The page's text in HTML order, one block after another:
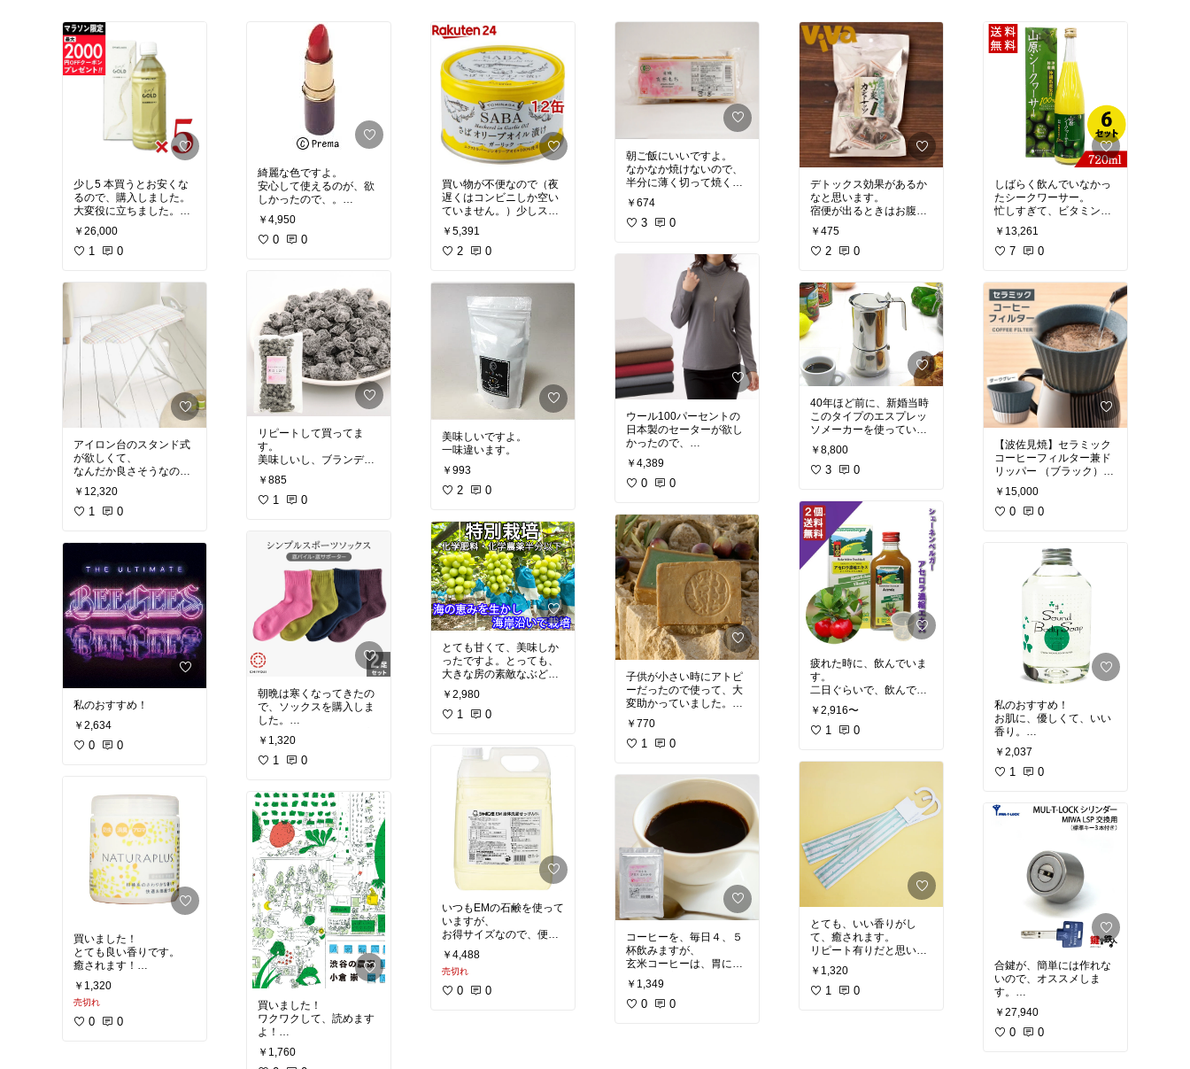
少し5 本買うとお安くな
るので、購入しました。
大変役に立ちました。
先日主人が外出から帰っ
てきたら、しんどいと急
に言ったんです。
主人は半信半疑で飲みま
したら、気分が回復しま
した。
何だったのかは、よくわ
かりません。
今、よく言われているシ
ュディング？
私は、10年程は、EMを
活用しているのですが、
主人は初めてです。
常備しておいて良かった
と思います。
￥26,000
1 0
アイロン台のスタンド式
が欲しくて、
なんだか良さそうなのが
やっと見つかったと思い
ました。
テーブル下に収納してい
のまま収納。
組み立ては、簡単でし
た。片方の足を差し込む
だけ。
動かないように、小さな
紙が挟んであるのです
が、もう少し引き抜きや
すいように、
長めに切って、引き抜き
れば、パーフェクトな組
み立てで、
女性でも、簡単です。き
た服を楽しみたいと思い
￥12,320
1 0
私のおすすめ！
￥2,634
0 0
買いました！
とても良い香りです。
癒されます！
でも、1ヶ月半ぐらいし
か、持ちはないと書いて
ます。
それでも、部屋の中は、
￥1,320
売切れ
0 0
綺麗な色ですよ。
安心して使えるのが、欲
しかったので、。
椿油の伸びはいいです。
唇も乾きにくいし、。
￥4,950
0 0
リピートして買ってま
す。
美味しいし、ブランディ
が大人の味って感じで
す。
食べ出すと、止まらない
￥885
1 0
朝晩は寒くなってきたの
で、ソックスを購入しま
した。
少し厚い生地で、履き心
地は良いですよ。
色味も気を衒わず、感じ
すね。
すぐ送って下さり、あり
がとうございました。
￥1,320
1 0
買いました！
ワクワクして、読めます
よ！
なんだか、楽しい。
そして、農の現実と夢と
￥1,760
買い物が不便なので（夜
遅くはコンビニしか空い
ていません。）少しスト
ック用に買いました。
車を運転していても、夜
の道は暗いので買い物は
缶の蓋も開けやすい で
￥5,391
2 0
美味しいですよ。
一味違います。
￥993
2 0
とても甘くて、美味しか
ったですよ。とっても、
大きな房の素敵なぶどう
でした。
シャインマスカットは、
昔から結構なお値段はす
思っています。
親戚が集まった時の、サ
プライズのために購入し
ました。
進物にする場合でも、シ
ャインマスカットのお高
いということを知ってい
る方に送らないと、
意味がないと思います。
シャインマスカットは、
特別な方のプレゼントに
いいと思います。
わかる方には、わかると
￥2,980
1 0
いつもEMの石鹸を使って
いますが、
お得サイズなので、便利
ですよ。
￥4,488
売切れ
0 0
朝ご飯にいいですよ。
なかなか焼けないので、
半分に薄く切って焼くの
がいいです。
デトックスになるかなと
思って買ってみました。
と出ると思います。
￥674
3 0
ウール100パーセントの
日本製のセーターが欲し
かったので、
検索して探しました。
バーゲンで以前日本製で
ないものを購入したので
嫌な色で着ないで捨てた
ことがあり、ネットで買
い物は、難しいので、
どうかな？と思っていま
したが、
地味かなと思った色も、
柔らかい温かみのある色
でとても満足しました。
毛玉のできない加工で、
スーツにも、ワンピース
の下に着込んでも良さそ
うで、
写真よりも素敵でした。
購入して良かったです。
￥4,389
0 0
子供が小さい時にアトピ
ーだったので使って、大
変助かっていました。
その時石鹸についていた
写真が、オアシスの中で
オリーブオイルを作って
を見かけることが無くな
り。
心配していました。
また、巡り会うことが出
来てとても嬉しいです。
素敵な石鹸を作り続けて
下さい。
￥770
1 0
コーヒーを、毎日４、５
杯飲みますが、
玄米コーヒーは、胃に優
しくて、良いような気が
します。
毎日の習慣になりそう
￥1,349
0 0
デトックス効果があるか
なと思います。
宿便が出るときはお腹が
痛くなって、その後、コ
ールタール状の便が出る
という話を読みました。
いですよね。
でも、食べたらお腹が痛
いような痛くないような
感じで、その後のおトイ
レに駆け込んだ感想は、
やはり、そこまでたくさ
ん出ないけど、宿便？
お腹が少し痛いような痛
くないような感覚が味噌
です。
細胞に詰まっている老廃
物が出る時の合図らしい
です。
炭は、やはりデトックス
効果は高いように思いま
冷たいもの食べすぎて、
お腹痛くなるのとは全然
違うので、、。
￥475
2 0
40年ほど前に、新婚当時
このタイプのエスプレッ
ソメーカーを使っていま
した。
ゴムが、ダメになって
も、長い間惜しくて捨て
けることが出来て、エス
プレッソを楽しめるよう
になろうとは、。
楽しみが出来ました。
違うタイプも、欲しくな
りますね。
￥8,800
3 0
疲れた時に、飲んでいま
す。
二日ぐらいで、飲んでし
まいます。
飲み方としては、少しづ
つの様ですが、
￥2,916〜
1 0
とても、いい香りがし
て、癒されます。
リピート有りだと思いま
す。
￥1,320
1 0
しばらく飲んでいなかっ
たシークワーサー。
忙しすぎて、ビタミンな
どはとっていたんです
が、飲むのを忘れていま
した。
んでみました。
やっぱり、ビタミン不足
だったのか？
おみずで、割って大量消
費しています。
足が、楽なように思いま
す。
ストレスも、高い日々を
送っていたので、ストレ
スが高いと、
ビタミンはとっても、そ
ちらの解消に回るような
ので、
ストレスが高い仕事をし
ている人ほど、たくさん
取らないといけないよう
シークワサーのビタミン
なので、こうゆう飲み方
ができますけど、
胃の弱い方は、飲み方を
考えられて飲まれてくだ
￥13,261
7 0
【波佐見焼】セラミック
コーヒーフィルター兼ド
リッパー （ブラック）
【まるしん】
よくわからないまま、買
ったのですが、コーヒー
焼き物で、セラミック？
丁寧なお手紙と共に、す
コーヒーはマイルドな味
になり、えぐみが緩和さ
れるような？
気がします。
水、ワイン、色々試さな
いとよくわからないので
すけど、買ってみてよか
ったなぁと思いました。
￥15,000
0 0
私のおすすめ！
お肌に、優しくて、いい
香り。
フコイダン入り。
￥2,037
1 0
合鍵が、簡単には作れな
いので、オススメしま
す。
カードが鍵と一緒に送ら
れてきます。
それがないと、新たに鍵
￥27,940
0 0